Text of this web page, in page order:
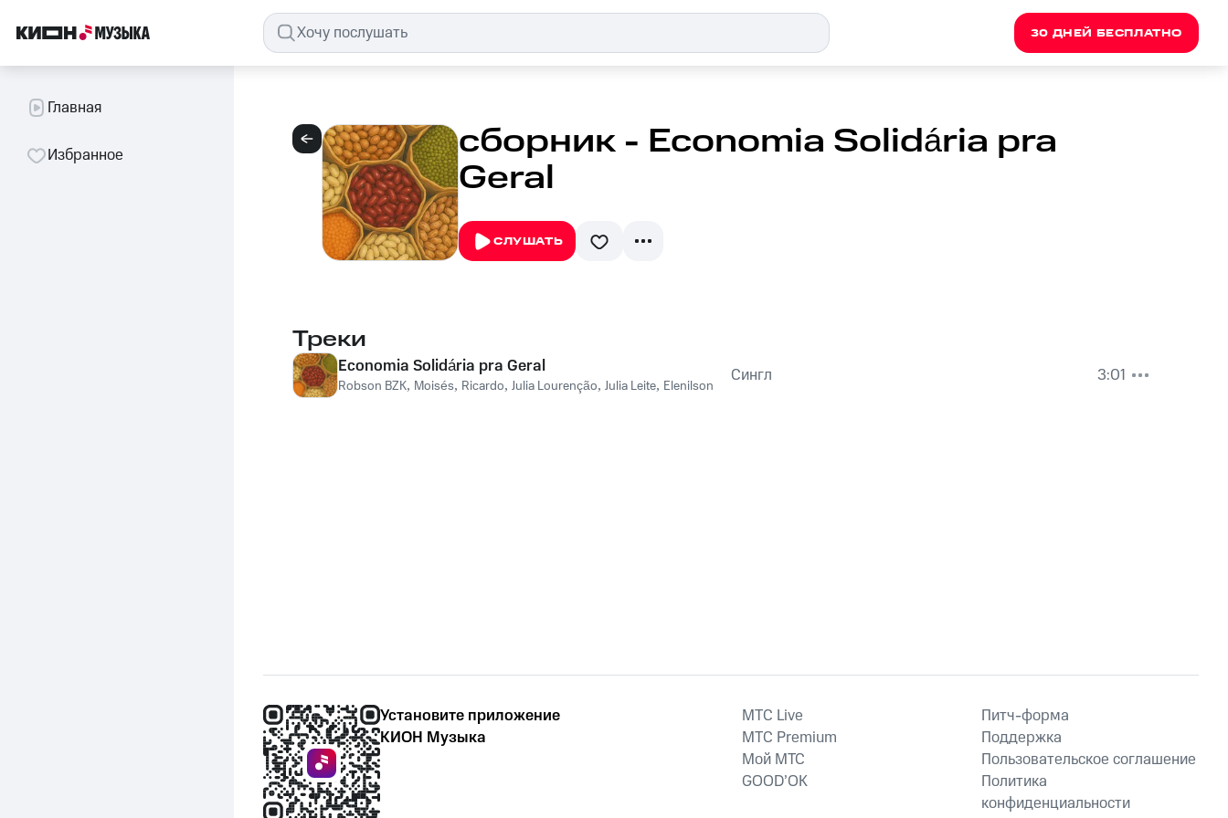
30 ДНЕЙ БЕСПЛАТНО
Главная
Избранное сборник - Economia Solidária pra
Geral
СЛУШАТЬ
Треки
Economia Solidária pra Geral
Robson BZK, Moisés, Ricardo, Julia Lourenção, Julia Leite, Elenilson Сингл 3:01
Установите приложение
КИОН Музыка
MTС Live
MTС Premium
Мой МТС
GOOD’OK
Питч-форма
Поддержка
Пользовательское соглашение
Политика
конфиденциальности